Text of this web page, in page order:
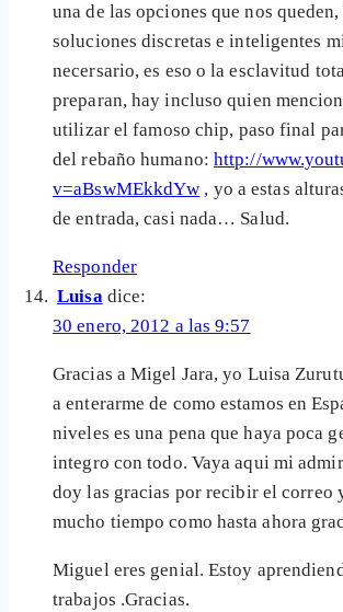
una de las opciones que nos queden,
soluciones discretas e inteligentes
necersario, es eso o la esclavitud
preparan, hay incluso quien
utilizar el famoso chip, paso final
del rebaño humano: http://
v=aBswMEkkdYw , yo a estas
de entrada, casi nada… Salud.
Responder
Luisa dice:
30 enero, 2012 a las 9:57
Gracias a Migel Jara, yo Luisa
a enterarme de como estamos en
niveles es una pena que haya poca
integro con todo. Vaya aqui mi
doy las gracias por recibir el correo
mucho tiempo como hasta ahora
Miguel eres genial. Estoy
trabajos .Gracias.